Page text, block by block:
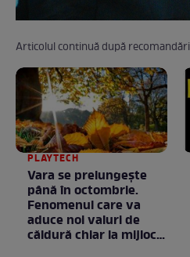
Articolul continuă după recomandări
PLAYTECH
Vara se prelungeşte
până în octombrie.
Fenomenul care va
aduce noi valuri de
căldură chiar la mijlocul